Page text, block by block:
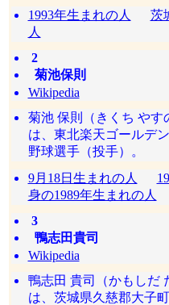
1993年生まれの人
茨
人
2
菊池保則
Wikipedia
菊池 保則（きくち やす
は、東北楽天ゴールデ
野球選手（投手）。
9月18日生まれの人
身の1989年生まれの人
3
鴨志田貴司
Wikipedia
鴨志田 貴司（かもしだ
は、茨城県久慈郡大子